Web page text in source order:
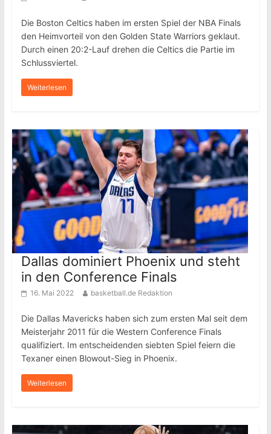
Die Boston Celtics haben im ersten Spiel der NBA Finals
den Heimvorteil von den Golden State Warriors geklaut.
Durch einen 20:2-Lauf drehen die Celtics die Partie im
Schlussviertel.
Weiterlesen
Dallas dominiert Phoenix und steht
in den Conference Finals
16. Mai 2022 basketball.de Redaktion
Die Dallas Mavericks haben sich zum ersten Mal seit dem
Meisterjahr 2011 für die Western Conference Finals
qualifiziert. Im entscheidenden siebten Spiel feiern die
Texaner einen Blowout-Sieg in Phoenix.
Weiterlesen